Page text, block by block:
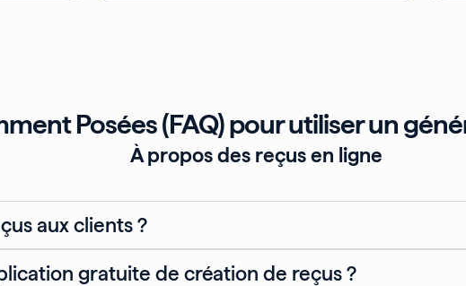
Posées (FAQ) pour utiliser un
À propos des reçus en ligne
aux clients ?
gratuite de création de reçus ?